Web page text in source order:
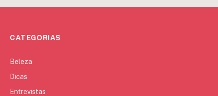
CATEGORIAS
Beleza
Dicas
Entrevistas